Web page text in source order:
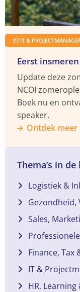
Eerst
IT &
Update deze
NCOI
Boek nu en
speaker.
Ontdek meer
Thema’s in
Logistiek &
Gezondheid,
Sales,
Finance, Tax
IT &
HR,